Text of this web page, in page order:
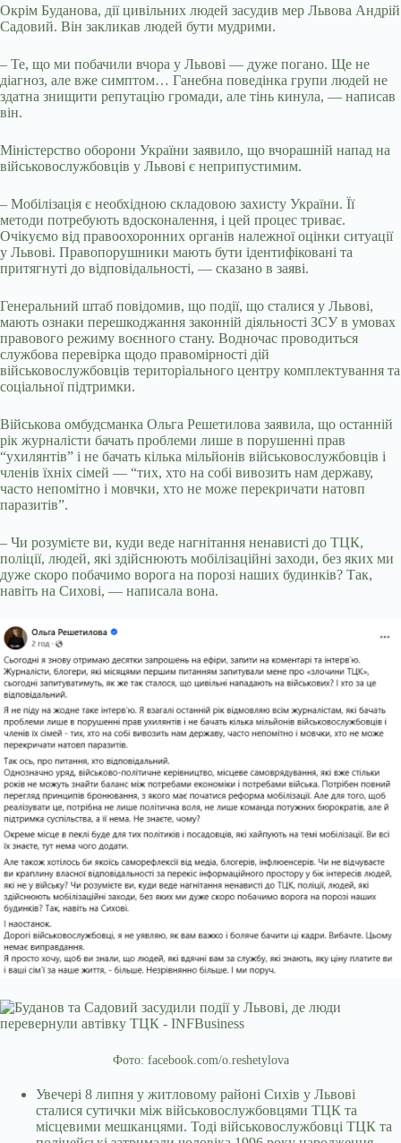
Окрім Буданова, дії цивільних людей засудив мер Львова Андрій
Садовий. Він закликав людей бути мудрими.
– Те, що ми побачили вчора у Львові — дуже погано. Ще не
діагноз, але вже симптом… Ганебна поведінка групи людей не
здатна знищити репутацію громади, але тінь кинула, — написав
він.
Міністерство оборони України заявило, що вчорашній напад на
військовослужбовців у Львові є неприпустимим.
– Мобілізація є необхідною складовою захисту України. Її
методи потребують вдосконалення, і цей процес триває.
Очікуємо від правоохоронних органів належної оцінки ситуації
у Львові. Правопорушники мають бути ідентифіковані та
притягнуті до відповідальності, — сказано в заяві.
Генеральний штаб повідомив, що події, що сталися у Львові,
мають ознаки перешкоджання законній діяльності ЗСУ в умовах
правового режиму воєнного стану. Водночас проводиться
службова перевірка щодо правомірності дій
військовослужбовців територіального центру комплектування та
соціальної підтримки.
Військова омбудсманка Ольга Решетилова заявила, що останній
рік журналісти бачать проблеми лише в порушенні прав
“ухилянтів” і не бачать кілька мільйонів військовослужбовців і
членів їхніх сімей — “тих, хто на собі вивозить нам державу,
часто непомітно і мовчки, хто не може перекричати натовп
паразитів”.
– Чи розумієте ви, куди веде нагнітання ненависті до ТЦК,
поліції, людей, які здійснюють мобілізаційні заходи, без яких ми
дуже скоро побачимо ворога на порозі наших будинків? Так,
навіть на Сихові, — написала вона.
Фото: facebook.com/o.reshetylova
Увечері 8 липня у житловому районі Сихів у Львові
сталися сутички між військовослужбовцями ТЦК та
місцевими мешканцями. Тоді військовослужбовці ТЦК та